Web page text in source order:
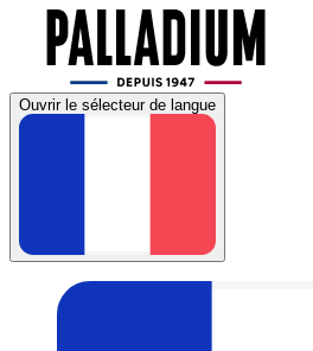
Ouvrir le sélecteur de langue